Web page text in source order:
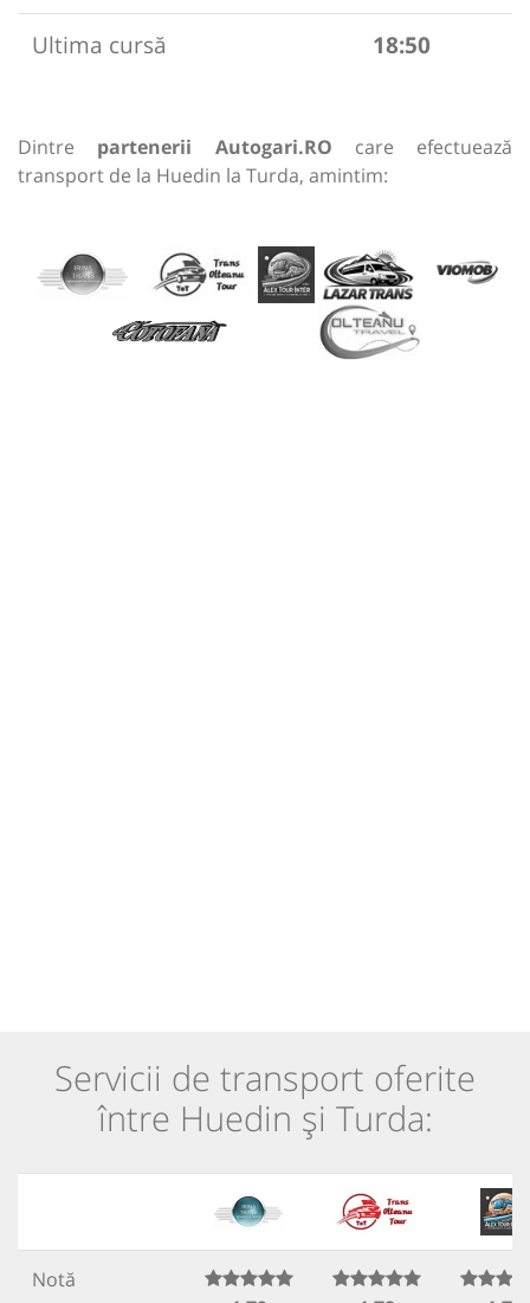
Ultima cursă
18:50
Dintre partenerii Autogari.RO care efectuează
transport de la Huedin la Turda, amintim:
Servicii de transport oferite
între Huedin și Turda:
Notă